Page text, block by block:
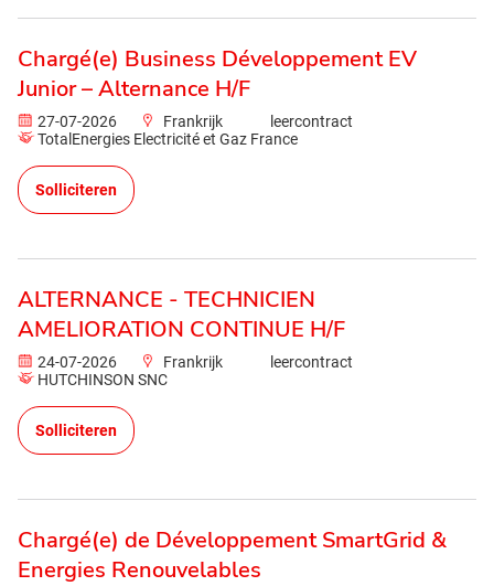
Chargé(e) Business Développement EV
Junior – Alternance H/F
27-07-2026 Frankrijk
leercontract
TotalEnergies Electricité et Gaz France
Solliciteren
ALTERNANCE - TECHNICIEN
AMELIORATION CONTINUE H/F
24-07-2026 Frankrijk
leercontract
HUTCHINSON SNC
Solliciteren
Chargé(e) de Développement SmartGrid &
Energies Renouvelables